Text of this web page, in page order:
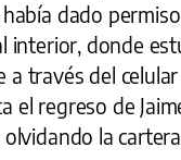
dado
interior, donde
a través del
el regreso de
la